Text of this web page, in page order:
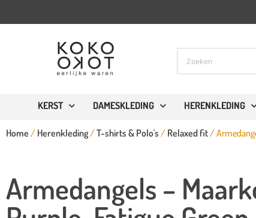
KERST DAMESKLEDING HERENKLEDING
Home / Herenkleding/T-shirts & Polo's / Relaxed fit/
Armedangels –